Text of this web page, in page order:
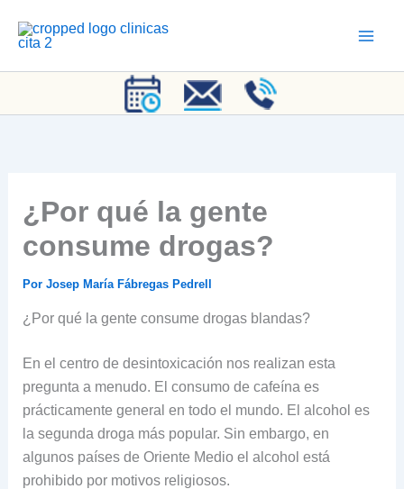
¿Por qué la gente
consume drogas?
Por Josep María Fábregas Pedrell
¿Por qué la gente consume drogas blandas?
En el centro de desintoxicación nos realizan esta
pregunta a menudo. El consumo de cafeína es
prácticamente general en todo el mundo. El alcohol es
la segunda droga más popular. Sin embargo, en
algunos países de Oriente Medio el alcohol está
prohibido por motivos religiosos.